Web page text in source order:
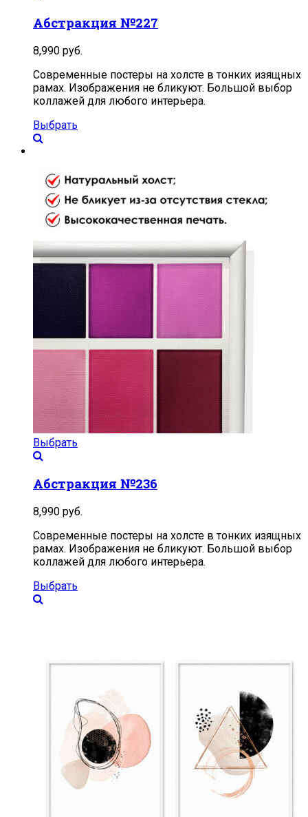
Абстракция №227
8,990 руб.
Современные постеры на холсте в тонких изящных
рамах. Изображения не бликуют. Большой выбор
коллажей для любого интерьера.
Выбрать
Выбрать
Абстракция №236
8,990 руб.
Современные постеры на холсте в тонких изящных
рамах. Изображения не бликуют. Большой выбор
коллажей для любого интерьера.
Выбрать